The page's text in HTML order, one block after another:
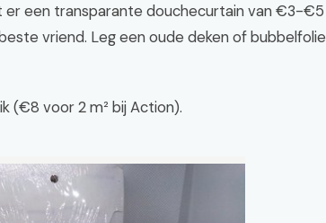
een transparante douchecurtain van €3-€5
vriend. Leg een oude deken of bubbelfolie
(€8 voor 2 m² bij Action).